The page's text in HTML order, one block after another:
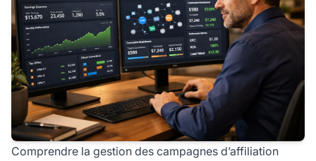
Comprendre la gestion des campagnes d’affiliation